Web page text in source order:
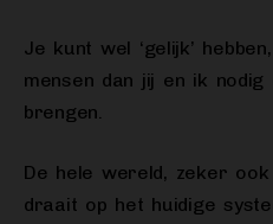
Je kunt wel ‘gelijk’
mensen dan jij en ik
brengen.
De hele wereld, zeker
draait op het huidige